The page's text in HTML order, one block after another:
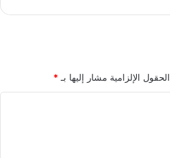
الحقول الإلزامية مشار إليها بـ *